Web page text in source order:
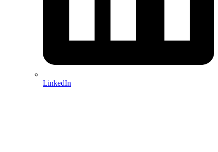
LinkedIn